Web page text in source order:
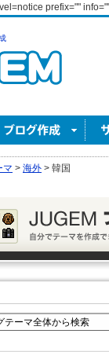
prefix=""
マ > 海外 > 韓国